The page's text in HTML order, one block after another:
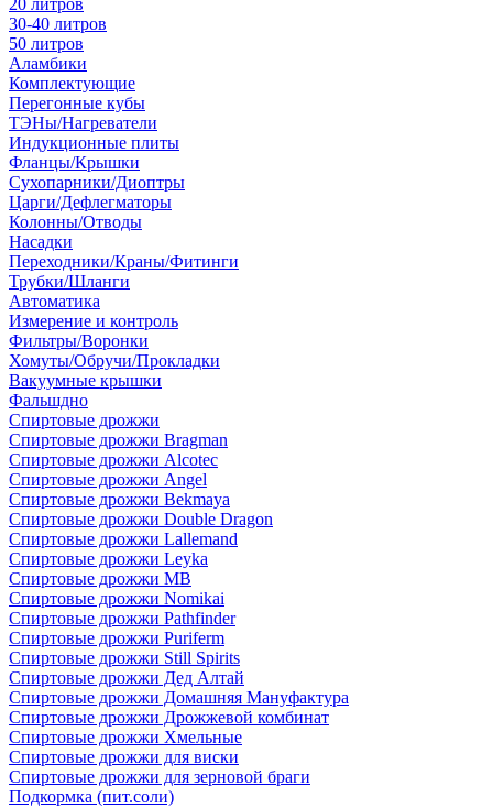
20 литров
30-40 литров
50 литров
Аламбики
Комплектующие
Перегонные кубы
ТЭНы/Нагреватели
Индукционные плиты
Фланцы/Крышки
Сухопарники/Диоптры
Царги/Дефлегматоры
Колонны/Отводы
Насадки
Переходники/Краны/Фитинги
Трубки/Шланги
Автоматика
Измерение и контроль
Фильтры/Воронки
Хомуты/Обручи/Прокладки
Вакуумные крышки
Фальшдно
Спиртовые дрожжи
Спиртовые дрожжи Bragman
Спиртовые дрожжи Alcotec
Спиртовые дрожжи Angel
Спиртовые дрожжи Bekmaya
Спиртовые дрожжи Double Dragon
Спиртовые дрожжи Lallemand
Спиртовые дрожжи Leyka
Спиртовые дрожжи MB
Спиртовые дрожжи Nomikai
Спиртовые дрожжи Pathfinder
Спиртовые дрожжи Puriferm
Спиртовые дрожжи Still Spirits
Спиртовые дрожжи Дед Алтай
Спиртовые дрожжи Домашняя Мануфактура
Спиртовые дрожжи Дрожжевой комбинат
Спиртовые дрожжи Хмельные
Спиртовые дрожжи для виски
Спиртовые дрожжи для зерновой браги
Подкормка (пит.соли)